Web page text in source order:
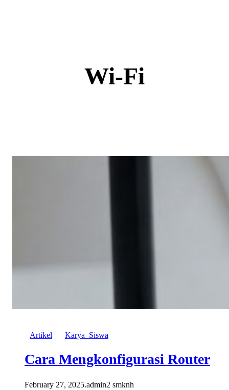
Wi-Fi
Artikel Karya_Siswa
Cara Mengkonfigurasi Router
February 27, 2025.admin2 smknh